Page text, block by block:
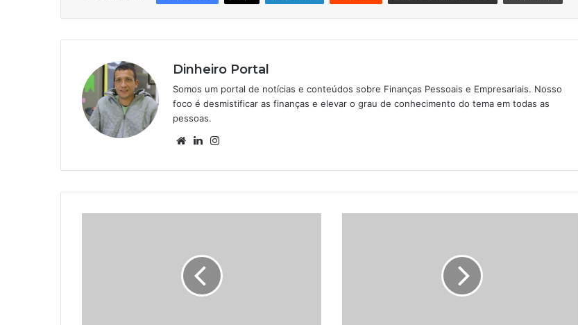
Dinheiro Portal
Somos um portal de notícias e conteúdos sobre Finanças Pessoais e Empresariais. Nosso
foco é desmistificar as finanças e elevar o grau de conhecimento do tema em todas as
pessoas.
WebsiteLinkedin